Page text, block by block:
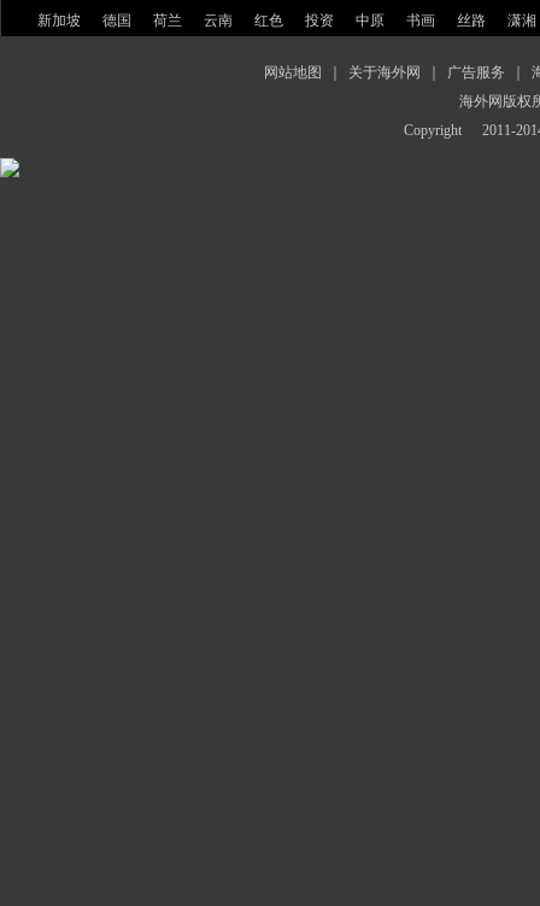
新加坡 德国 荷兰 云南 红色 投资 中原 书画 丝路 潇湘
网站地图 关于海外网 广告服务
海外网版权
Copyright
2011-